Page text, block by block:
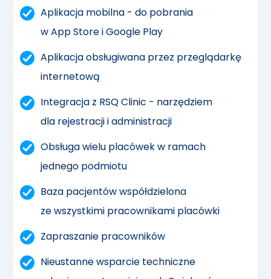
Aplikacja mobilna - do pobrania
w App Store i Google Play
Aplikacja obsługiwana przez przeglądarkę
internetową
Integracja z RSQ Clinic - narzędziem
dla rejestracji i administracji
Obsługa wielu placówek w ramach
jednego podmiotu
Baza pacjentów współdzielona
ze wszystkimi pracownikami placówki
Zapraszanie pracowników
Nieustanne wsparcie techniczne